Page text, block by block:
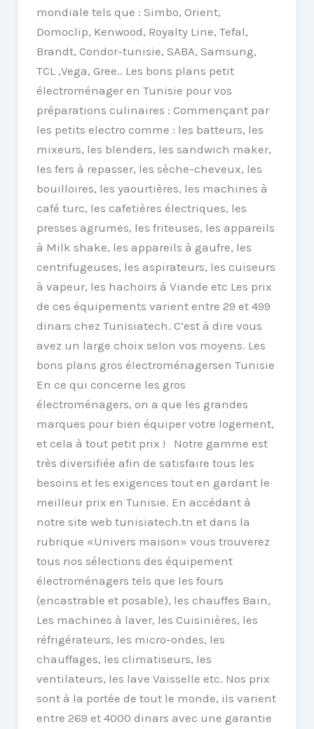
mondiale tels que : Simbo, Orient,
Domoclip, Kenwood, Royalty Line, Tefal,
Brandt, Condor-tunisie, SABA, Samsung,
TCL ,Vega, Gree.. Les bons plans petit
électroménager en Tunisie pour vos
préparations culinaires : Commençant par
les petits electro comme : les batteurs, les
mixeurs, les blenders, les sandwich maker,
les fers à repasser, les sèche-cheveux, les
bouilloires, les yaourtières, les machines à
café turc, les cafetières électriques, les
presses agrumes, les friteuses, les appareils
à Milk shake, les appareils à gaufre, les
centrifugeuses, les aspirateurs, les cuiseurs
à vapeur, les hachoirs à Viande etc Les prix
de ces équipements varient entre 29 et 499
dinars chez Tunisiatech. C’est à dire vous
avez un large choix selon vos moyens. Les
bons plans gros électroménagersen Tunisie
En ce qui concerne les gros
électroménagers, on a que les grandes
marques pour bien équiper votre logement,
et cela à tout petit prix ! Notre gamme est
très diversifiée afin de satisfaire tous les
besoins et les exigences tout en gardant le
meilleur prix en Tunisie. En accédant à
notre site web tunisiatech.tn et dans la
rubrique «Univers maison» vous trouverez
tous nos sélections des équipement
électroménagers tels que les fours
(encastrable et posable), les chauffes Bain,
Les machines à laver, les Cuisinières, les
réfrigérateurs, les micro-ondes, les
chauffages, les climatiseurs, les
ventilateurs, les lave Vaisselle etc. Nos prix
sont à la portée de tout le monde, ils varient
entre 269 et 4000 dinars avec une garantie